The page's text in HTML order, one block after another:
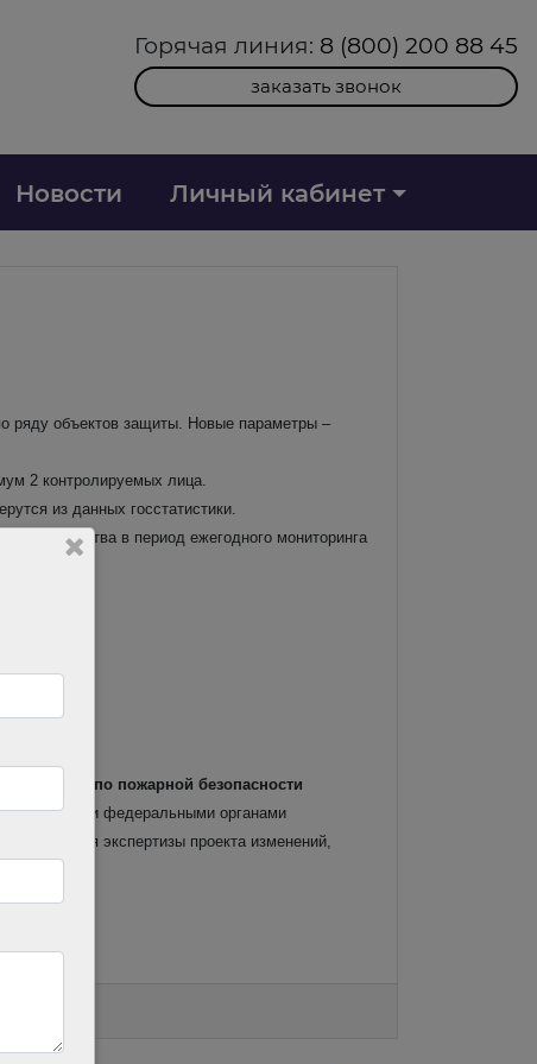
Горячая линия: 8 (800) 200 88 45
заказать звонок
Новости Личный кабинет
ряду объектов защиты. Новые параметры –
2 контролируемых лица.
из данных госстатистики.
имущества в период ежегодного мониторинга
по пожарной безопасности
федеральными органами
проведения экспертизы проекта изменений,